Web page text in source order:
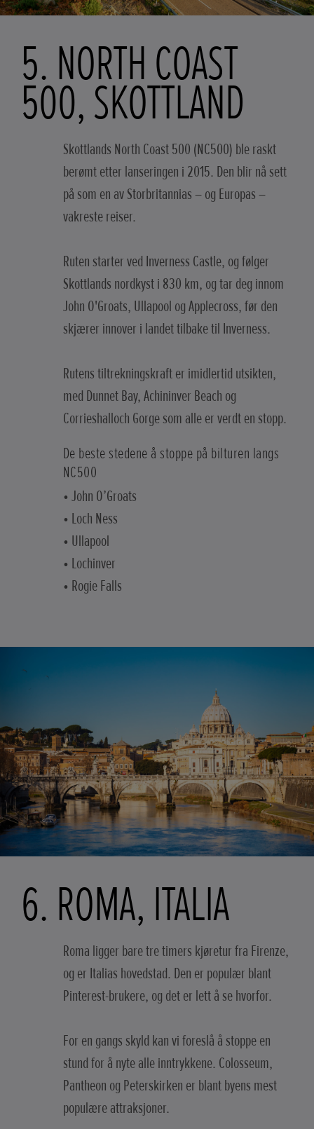
5. NORTH COAST
500, SKOTTLAND
Skottlands North Coast 500 (NC500) ble raskt
berømt etter lanseringen i 2015. Den blir nå sett
på som en av Storbritannias – og Europas –
vakreste reiser.
Ruten starter ved Inverness Castle, og følger
Skottlands nordkyst i 830 km, og tar deg innom
John O'Groats, Ullapool og Applecross, før den
skjærer innover i landet tilbake til Inverness.
Rutens tiltrekningskraft er imidlertid utsikten,
med Dunnet Bay, Achininver Beach og
Corrieshalloch Gorge som alle er verdt en stopp.
De beste stedene å stoppe på bilturen langs
NC500
• John O’Groats
• Loch Ness
• Ullapool
• Lochinver
• Rogie Falls
6. ROMA, ITALIA
Roma ligger bare tre timers kjøretur fra Firenze,
og er Italias hovedstad. Den er populær blant
Pinterest-brukere, og det er lett å se hvorfor.
For en gangs skyld kan vi foreslå å stoppe en
stund for å nyte alle inntrykkene. Colosseum,
Pantheon og Peterskirken er blant byens mest
populære attraksjoner.